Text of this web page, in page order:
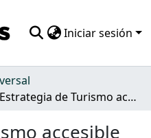
Iniciar sesión
Estrategia de Turismo accesible de la ciudad de Reus (Tarragona)
accesible